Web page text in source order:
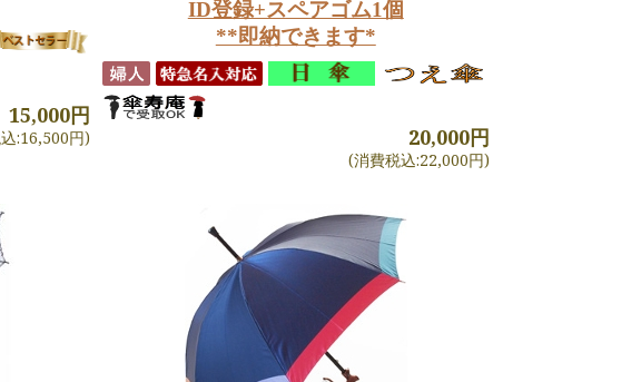
15,000円
:16,500円)
ID登録+スペアゴム1個
**即納できます*
20,000円
(消費税込:22,000円)